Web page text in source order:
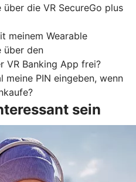
die VR SecureGo plus
meinem Wearable
über den
VR Banking App frei?
meine PIN eingeben, wenn
sein